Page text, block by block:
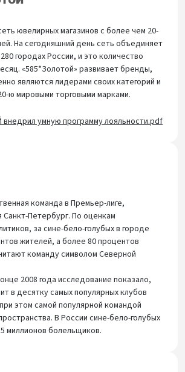
ювелирных магазинов с более чем 20-
На сегодняшний день сеть объединяет
городах России, и это количество
«585*Золотой» развивает бренды,
являются лидерами своих категорий и
ю мировыми торговыми марками.
умную программу лояльности.pdf
команда в Премьер-лиге,
Петербург. По оценкам
за сине-бело-голубых в городе
жителей, а более 80 процентов
команду символом Северной
2008 года исследование показало,
в десятку самых популярных клубов
этом самой популярной командой
В России сине-бело-голубых
миллионов болельщиков.